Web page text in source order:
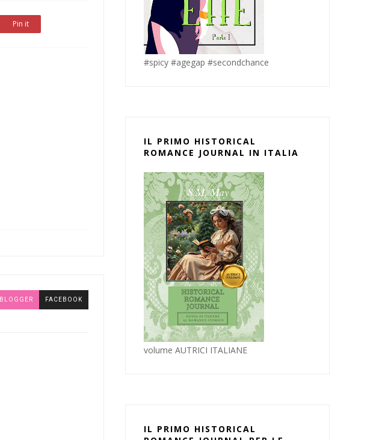
Pin it
BLOGGER FACEBOOK
#spicy #agegap #secondchance
IL PRIMO HISTORICAL
ROMANCE JOURNAL IN ITALIA
volume AUTRICI ITALIANE
IL PRIMO HISTORICAL